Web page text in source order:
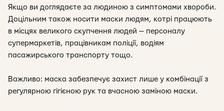
Якщо ви доглядаєте за людиною з симптомами хвороби.
Доцільним також носити маски людям, котрі працюють
в місцях великого скупчення людей — персоналу
супермаркетів, працівникам поліції, водіям
пасажирського транспорту тощо.
Важливо: маска забезпечує захист лише у комбінації з
регулярною гігієною рук та вчасною заміною маски.